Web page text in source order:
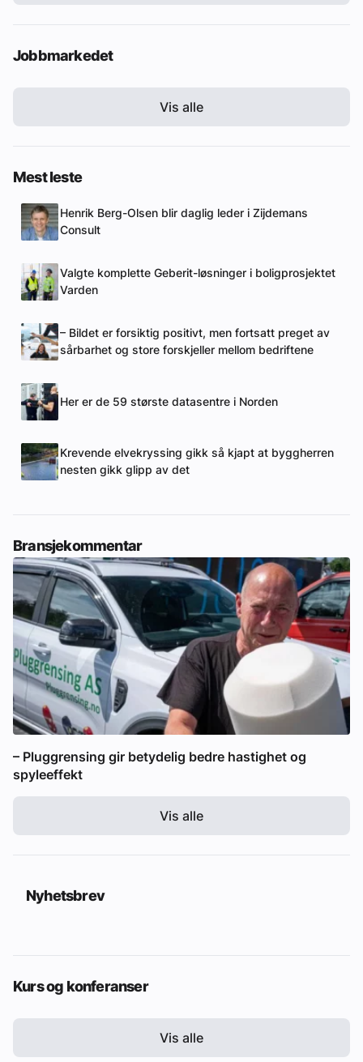
Jobbmarkedet
Vis alle
Mest leste
Henrik Berg-Olsen blir daglig leder i Zijdemans
Consult
Valgte komplette Geberit-løsninger i boligprosjektet
Varden
– Bildet er forsiktig positivt, men fortsatt preget av
sårbarhet og store forskjeller mellom bedriftene
Her er de 59 største datasentre i Norden
Krevende elvekryssing gikk så kjapt at byggherren
nesten gikk glipp av det
Bransjekommentar
– Pluggrensing gir betydelig bedre hastighet og
spyleeffekt
Vis alle
Nyhetsbrev
Kurs og konferanser
Vis alle